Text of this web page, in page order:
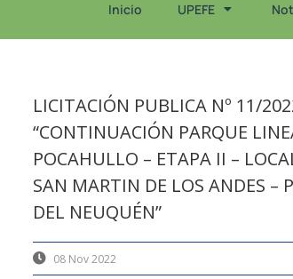
Inicio UPEFE
LICITACIÓN PUBLICA Nº 11/
“CONTINUACIÓN PARQUE
POCAHULLO – ETAPA II –
SAN MARTIN DE LOS ANDES –
DEL NEUQUÉN”
08 Nov 2022